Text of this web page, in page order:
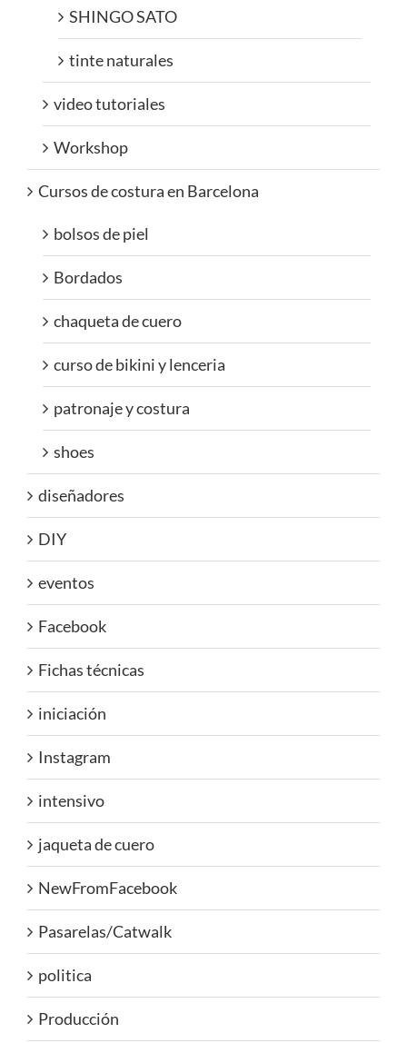
SHINGO SATO
tinte naturales
video tutoriales
Workshop
Cursos de costura en Barcelona
bolsos de piel
Bordados
chaqueta de cuero
curso de bikini y lenceria
patronaje y costura
shoes
diseñadores
DIY
eventos
Facebook
Fichas técnicas
iniciación
Instagram
intensivo
jaqueta de cuero
NewFromFacebook
Pasarelas/Catwalk
politica
Producción